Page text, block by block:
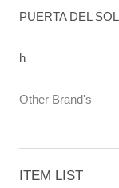
PUERTA DEL SOL
h
Other Brand's
ITEM LIST